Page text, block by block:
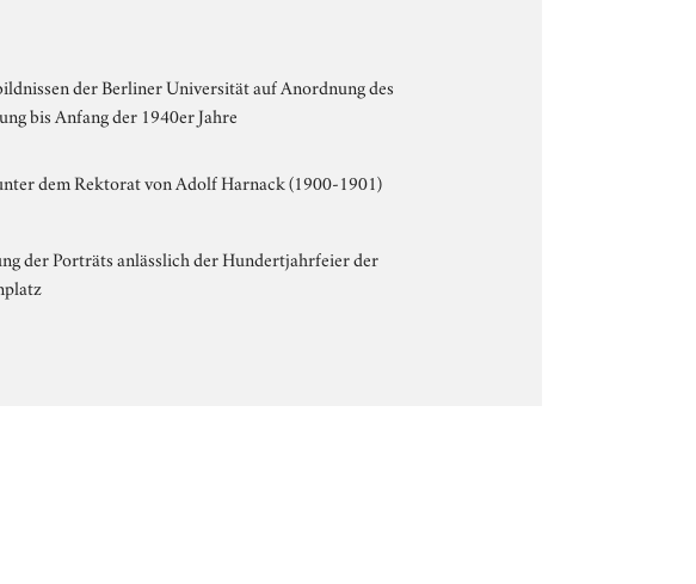
der Berliner Universität auf Anordnung des
bis Anfang der 1940er Jahre
dem Rektorat von Adolf Harnack (1900-1901)
der Porträts anlässlich der Hundertjahrfeier der